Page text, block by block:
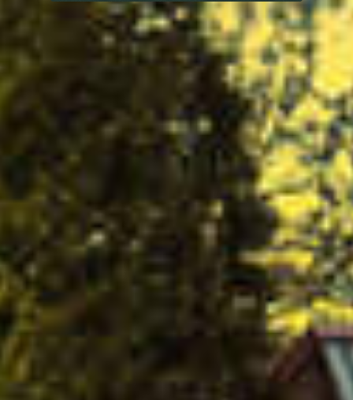
DON PEDRO DE LA VEGA 'RESERVA'